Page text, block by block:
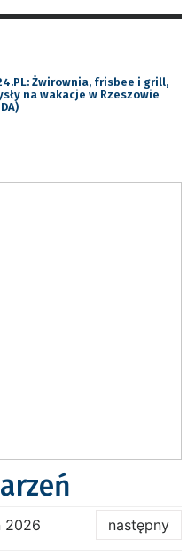
Żwirownia, frisbee i grill,
na wakacje w Rzeszowie
2026 następny